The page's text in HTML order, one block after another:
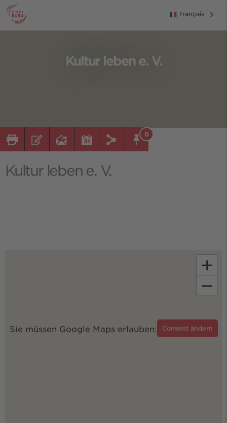
français
Kultur leben e. V.
0
Kultur leben e. V.
Sie müssen Google Maps erlauben: Consent ändern
+
−